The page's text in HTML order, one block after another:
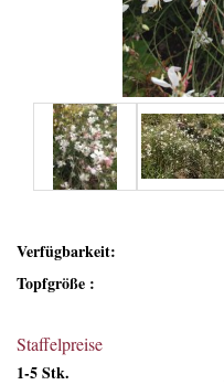
Verfügbarkeit:
Topfgröße :
Staffelpreise
1-5 Stk.